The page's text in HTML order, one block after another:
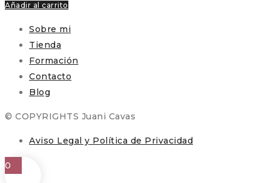
Añadir al carrito
Sobre mi
Tienda
Formación
Contacto
Blog
© COPYRIGHTS Juani Cavas
Aviso Legal y Política de Privacidad
0